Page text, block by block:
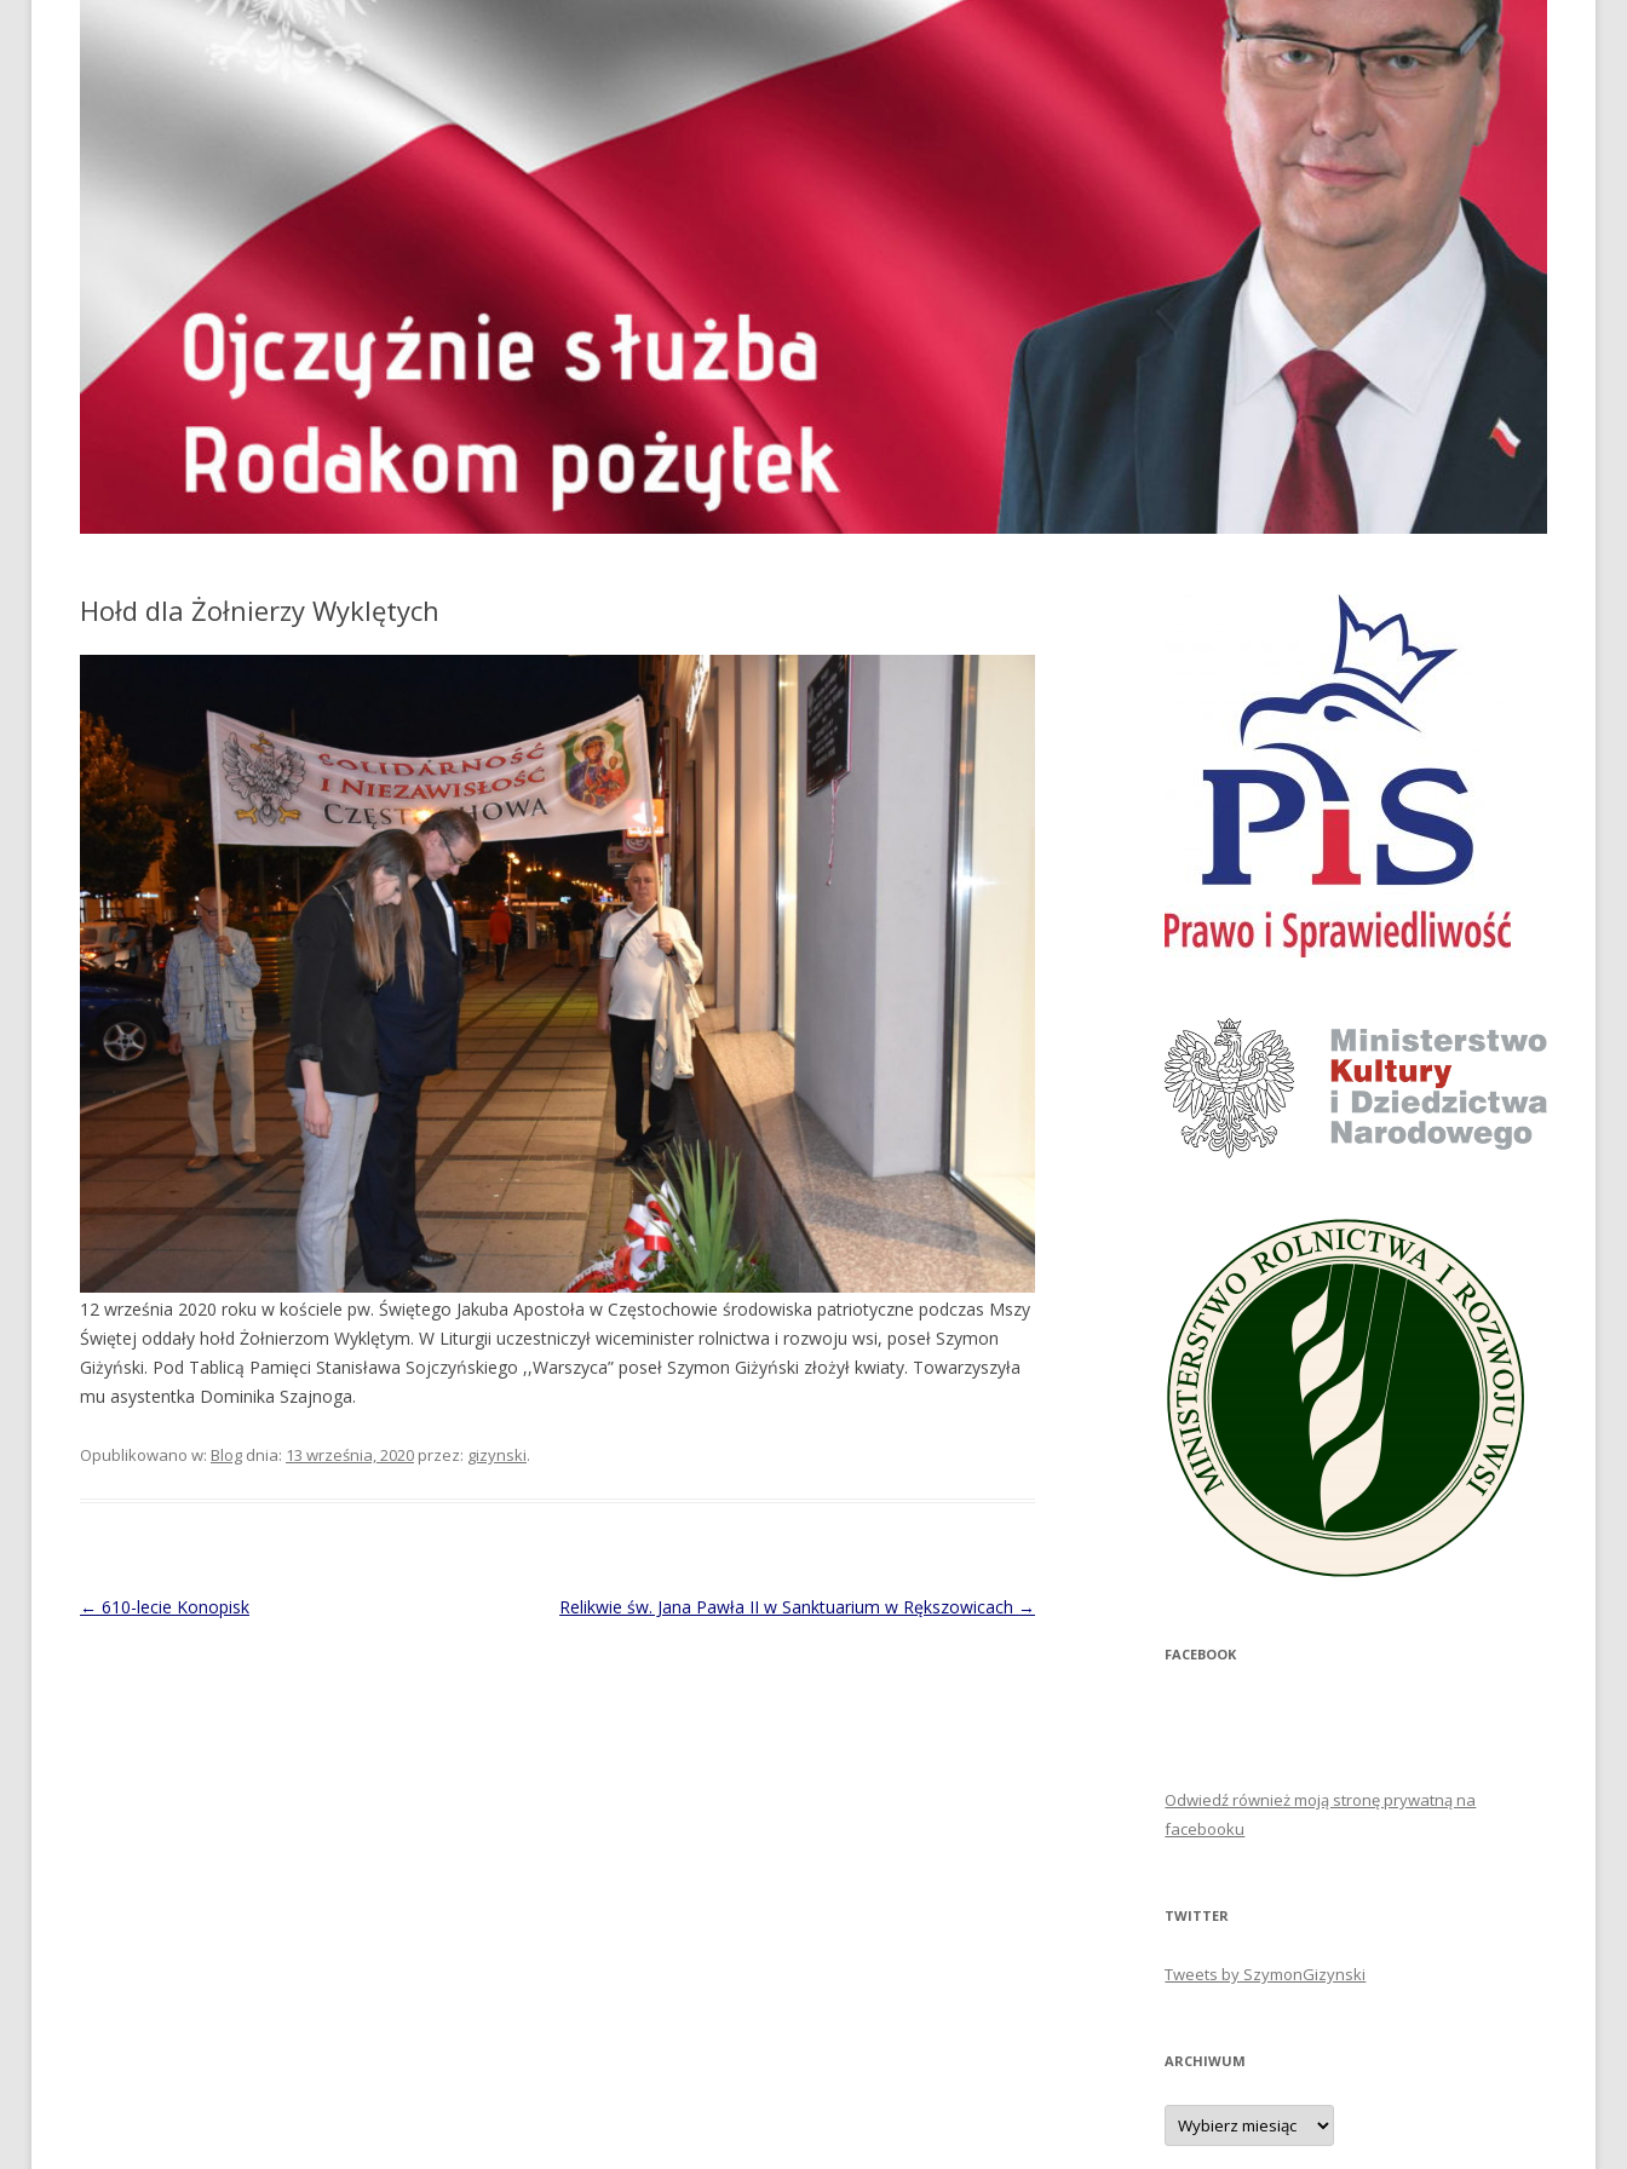
Hołd dla Żołnierzy Wyklętych
12 września 2020 roku w kościele pw. Świętego Jakuba Apostoła w Częstochowie środowiska patriotyczne podczas Mszy
Świętej oddały hołd Żołnierzom Wyklętym. W Liturgii uczestniczył wiceminister rolnictwa i rozwoju wsi, poseł Szymon
Giżyński. Pod Tablicą Pamięci Stanisława Sojczyńskiego ,,Warszyca” poseł Szymon Giżyński złożył kwiaty. Towarzyszyła
mu asystentka Dominika Szajnoga.
Opublikowano w: Blog dnia: 13 września, 2020 przez: gizynski.
Post
← 610-lecie Konopisk Relikwie św. Jana Pawła II w Sanktuarium w Rększowicach →
FACEBOOK
Odwiedź również moją stronę prywatną na
facebooku
TWITTER
Tweets by SzymonGizynski
ARCHIWUM
Archiwum